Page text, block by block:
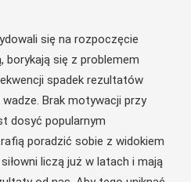
się na rozpoczęcie
borykają się z problemem
spadek rezultatów
Brak motywacji przy
dosyć popularnym
poradzić sobie z widokiem
liczą już w latach i mają